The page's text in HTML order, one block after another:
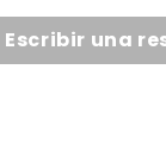
Escribir una